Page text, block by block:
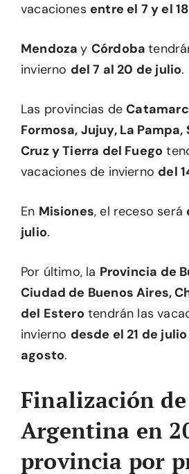
vacaciones entre el 7 y el
Mendozay Córdoba
invierno del 7 al 20 de julio.
Las provincias de
Formosa, Jujuy, La Pampa,
Cruz y Tierra del Fuego
vacaciones de invierno del
En Misiones, el receso será
julio.
Por último, la Provincia de
Ciudad de Buenos Aires,
del Estero tendrán las
invierno desde el 21 de
agosto.
Finalización de
Argentina en
provincia por